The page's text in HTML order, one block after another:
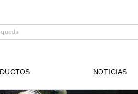
NOTICIAS